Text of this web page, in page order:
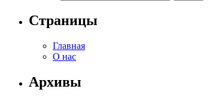
Страницы
Главная
О нас
Архивы